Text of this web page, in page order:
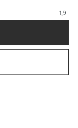
1,9